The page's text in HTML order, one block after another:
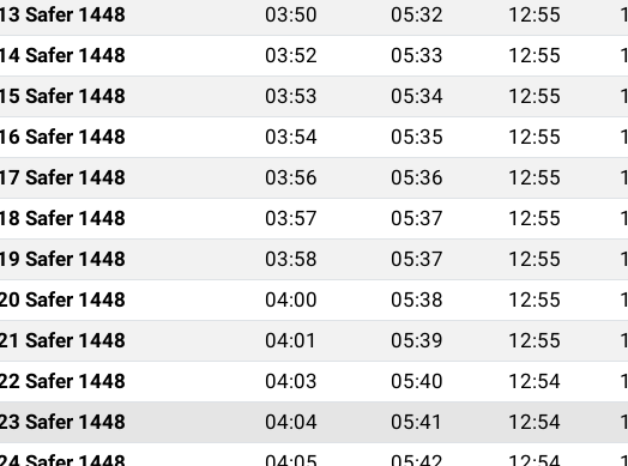
Safer 1448 03:50 05:32 12:55
Safer 1448 03:52 05:33 12:55
Safer 1448 03:53 05:34 12:55
Safer 1448 03:54 05:35 12:55
Safer 1448 03:56 05:36 12:55
Safer 1448 03:57 05:37 12:55
Safer 1448 03:58 05:37 12:55
Safer 1448 04:00 05:38 12:55
Safer 1448 04:01 05:39 12:55
Safer 1448 04:03 05:40 12:54
Safer 1448 04:04 05:41 12:54